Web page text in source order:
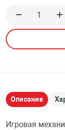
ДОМА
ТЕХНИКА
Описание
Игровая